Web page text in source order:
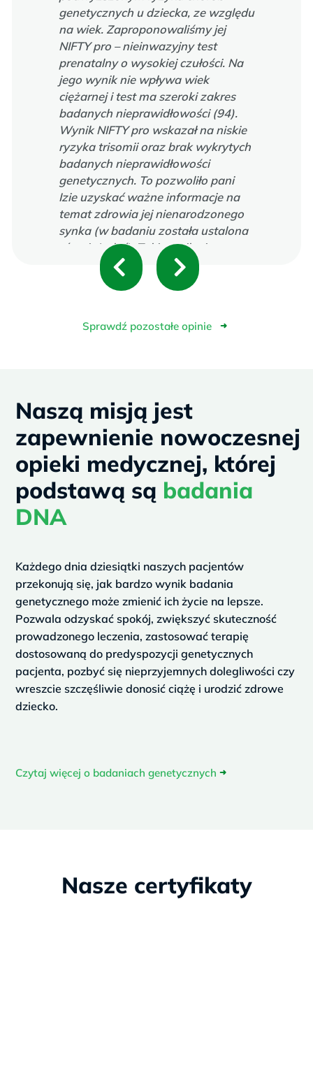
genetycznych u dziecka, ze względu
na wiek. Zaproponowaliśmy jej
NIFTY pro – nieinwazyjny test
prenatalny o wysokiej czułości. Na
jego wynik nie wpływa wiek
ciężarnej i test ma szeroki zakres
badanych nieprawidłowości (94).
Wynik NIFTY pro wskazał na niskie
ryzyka trisomii oraz brak wykrytych
badanych nieprawidłowości
genetycznych. To pozwoliło pani
Izie uzyskać ważne informacje na
temat zdrowia jej nienarodzonego
synka (w badaniu została ustalona
również płeć). Taki wynik nie
wymagał potwierdzenia badaniem
inwazyjnym, dlatego pani Iza nie
P
r
e
o
u
s
N
e
x
Sprawdź pozostałe opinie ➜
Naszą misją jest
zapewnienie nowoczesnej
opieki medycznej, której
podstawą są badania
DNA
Każdego dnia dziesiątki naszych pacjentów
przekonują się, jak bardzo wynik badania
genetycznego może zmienić ich życie na lepsze.
Pozwala odzyskać spokój, zwiększyć skuteczność
prowadzonego leczenia, zastosować terapię
dostosowaną do predyspozycji genetycznych
pacjenta, pozbyć się nieprzyjemnych dolegliwości czy
wreszcie szczęśliwie donosić ciążę i urodzić zdrowe
dziecko.
Czytaj więcej o badaniach genetycznych ➜
Nasze certyfikaty